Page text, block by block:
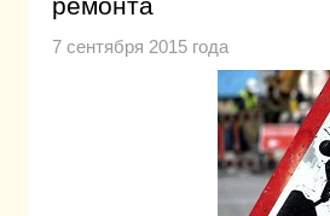
ремонта
7 сентября 2015 года